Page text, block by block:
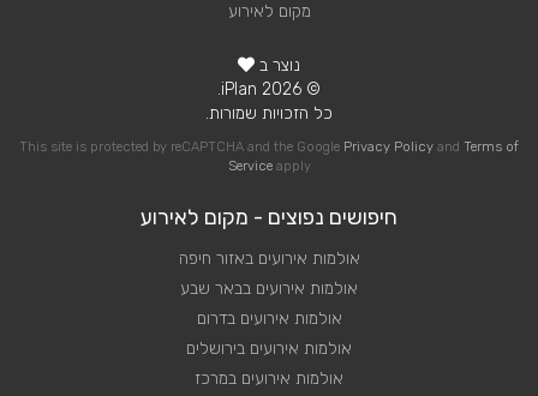
מקום לאירוע
נוצר ב
© 2026 iPlan.
כל הזכויות שמורות.
This site is protected by reCAPTCHA and the Google Privacy Policy and Terms of
Serviceapply
חיפושים נפוצים - מקום לאירוע
אולמות אירועים באזור חיפה
אולמות אירועים בבאר שבע
אולמות אירועים בדרום
אולמות אירועים בירושלים
אולמות אירועים במרכז